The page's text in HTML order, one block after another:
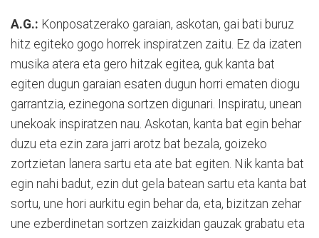
A.G.: Konposatzerako garaian, askotan, gai bati buruz
hitz egiteko gogo horrek inspiratzen zaitu. Ez da izaten
musika atera eta gero hitzak egitea, guk kanta bat
egiten dugun garaian esaten dugun horri ematen diogu
garrantzia, ezinegona sortzen digunari. Inspiratu, unean
unekoak inspiratzen nau. Askotan, kanta bat egin behar
duzu eta ezin zara jarri arotz bat bezala, goizeko
zortzietan lanera sartu eta ate bat egiten. Nik kanta bat
egin nahi badut, ezin dut gela batean sartu eta kanta bat
sortu, une hori aurkitu egin behar da, eta, bizitzan zehar
une ezberdinetan sortzen zaizkidan gauzak grabatu eta